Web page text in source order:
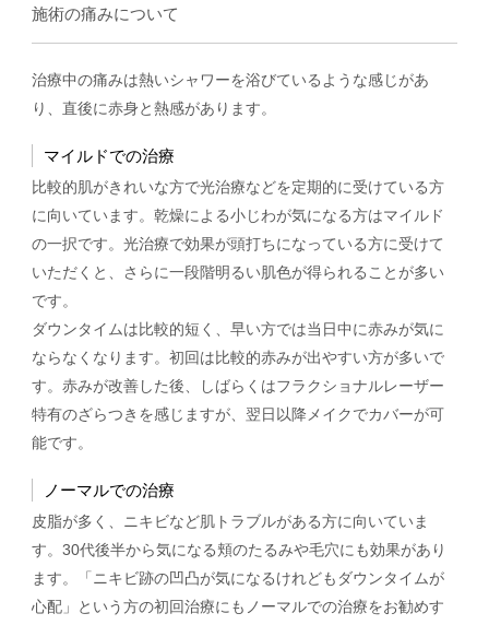
施術の痛みについて
治療中の痛みは熱いシャワーを浴びているような感じがあ
り、直後に赤身と熱感があります。
マイルドでの治療
比較的肌がきれいな方で光治療などを定期的に受けている方
に向いています。乾燥による小じわが気になる方はマイルド
の一択です。光治療で効果が頭打ちになっている方に受けて
いただくと、さらに一段階明るい肌色が得られることが多い
です。
ダウンタイムは比較的短く、早い方では当日中に赤みが気に
ならなくなります。初回は比較的赤みが出やすい方が多いで
す。赤みが改善した後、しばらくはフラクショナルレーザー
特有のざらつきを感じますが、翌日以降メイクでカバーが可
能です。
ノーマルでの治療
皮脂が多く、ニキビなど肌トラブルがある方に向いていま
す。30代後半から気になる頬のたるみや毛穴にも効果があり
ます。「ニキビ跡の凹凸が気になるけれどもダウンタイムが
心配」という方の初回治療にもノーマルでの治療をお勧めす